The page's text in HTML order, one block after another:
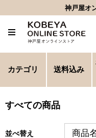
神戸屋オ
カテゴリ 送料込み
すべての商品
並べ替え